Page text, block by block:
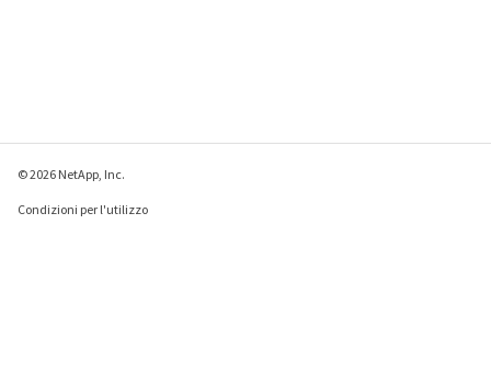
© 2026 NetApp, Inc.
Condizioni per l'utilizzo